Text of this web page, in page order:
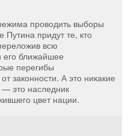
проводить выборы
придут те, кто
всю
его ближайшее
перегибы
законности. А это никакие
это наследник
цвет нации.